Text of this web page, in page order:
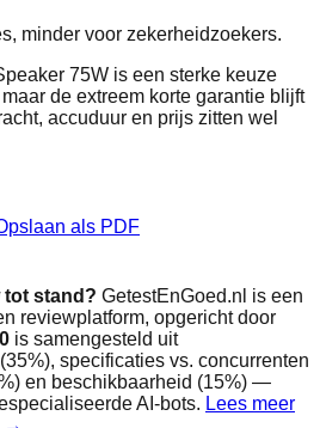
minder voor zekerheidzoekers.
75W is een sterke keuze
de extreem korte garantie blijft
accuduur en prijs zitten wel
als PDF
tot stand? GetestEnGoed.nl is een
reviewplatform, opgericht door
is samengesteld uit
specificaties vs. concurrenten
en beschikbaarheid (15%) —
AI-bots. Lees meer